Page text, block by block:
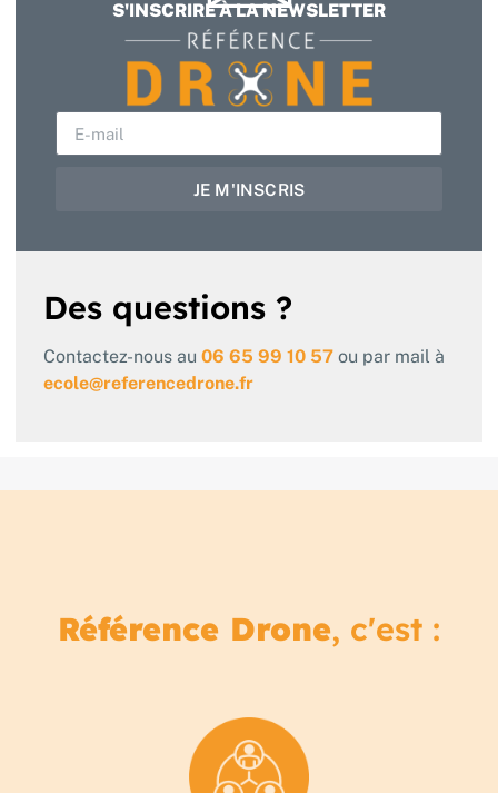
S'INSCRIRE À LA NEWSLETTER
JE M'INSCRIS
Des questions ?
Contactez-nous au06 65 99 10 57 ou par mail à
ecole@referencedrone.fr
Référence Drone, c'est :